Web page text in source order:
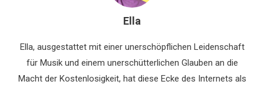
Ella
Ella, ausgestattet mit einer unerschöpflichen Leidenschaft
für Musik und einem unerschütterlichen Glauben an die
Macht der Kostenlosigkeit, hat diese Ecke des Internets als